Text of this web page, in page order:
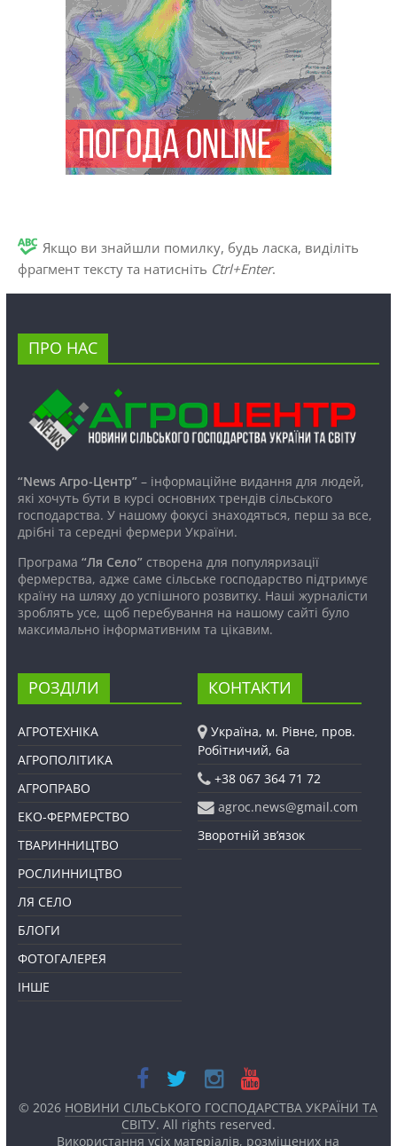
Якщо ви знайшли помилку, будь ласка, виділіть
фрагмент тексту та натисніть Ctrl+Enter.
ПРО НАС
“News Агро-Центр”– інформаційне видання для людей,
які хочуть бути в курсі основних трендів сільського
господарства. У нашому фокусі знаходяться, перш за все,
дрібні та середні фермери України.
Програма “Ля Село”створена для популяризації
фермерства, адже саме сільське господарство підтримує
країну на шляху до успішного розвитку. Наші журналісти
зроблять усе, щоб перебування на нашому сайті було
максимально інформативним та цікавим.
РОЗДІЛИ
АГРОТЕХНІКА
АГРОПОЛІТИКА
АГРОПРАВО
ЕКО-ФЕРМЕРСТВО
ТВАРИННИЦТВО
РОСЛИННИЦТВО
ЛЯ СЕЛО
БЛОГИ
ФОТОГАЛЕРЕЯ
ІНШЕ
КОНТАКТИ
Україна, м. Рівне, пров.
Робітничий, 6а
+38 067 364 71 72
agroc.news@gmail.com
Зворотній зв’язок
© 2026 НОВИНИ СІЛЬСЬКОГО ГОСПОДАРСТВА УКРАЇНИ ТА
СВІТУ. All rights reserved.
Використання усіх матеріалів, розміщених на